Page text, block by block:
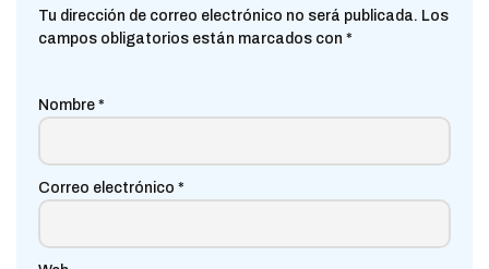
Tu dirección de correo electrónico no será publicada. Los
campos obligatorios están marcados con *
Nombre *
Correo electrónico *